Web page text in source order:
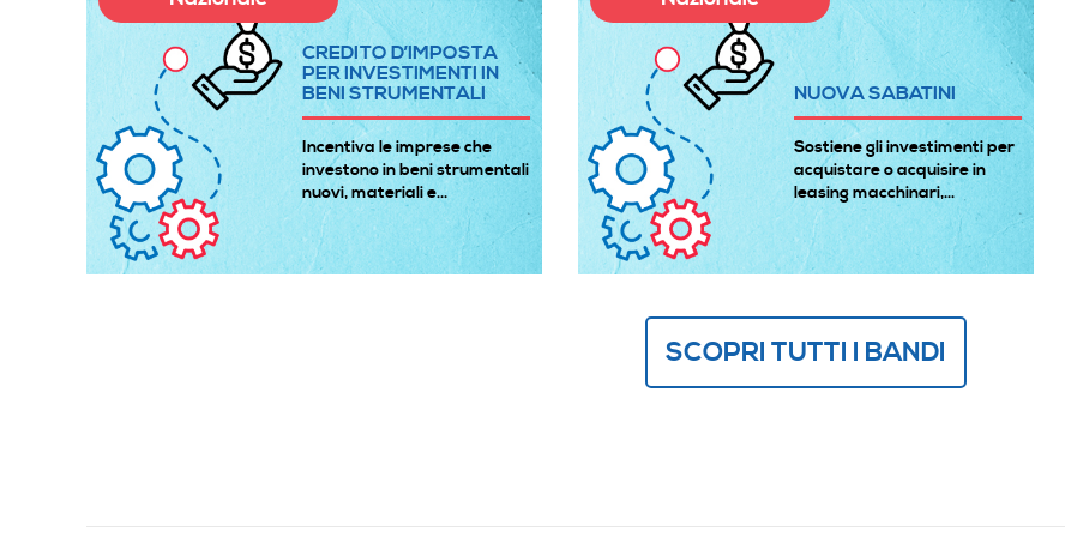
CREDITO D’IMPOSTA
PER INVESTIMENTI IN
BENI STRUMENTALI
Incentiva le imprese che
investono in beni strumentali
nuovi, materiali e...
NUOVA SABATINI
Sostiene gli investimenti per
acquistare o acquisire in
leasing macchinari,...
SCOPRI TUTTI I BANDI